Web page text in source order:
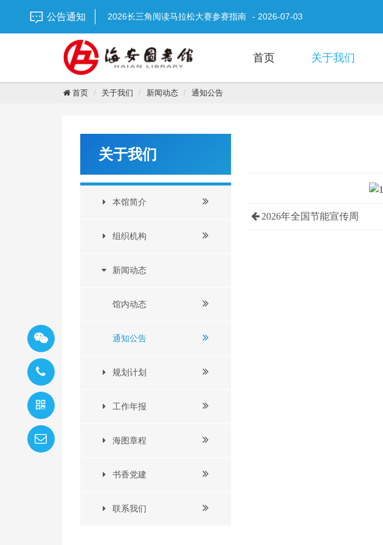
公告通知
2026长三角阅读马拉松大赛参赛指南
- 2026-07-03
【延时开放】图书馆“超长待机”陪你过盛夏！更有精彩活动等你来打卡！
【通知】2026年海安市图书馆暑期志愿者招募
【通知】海安市图书馆端午节期间开放安排
- 2026-06-17
2026国际档案日宣传
- 2026-06-01
首页 关于我们
首页 关于我们 新闻动态 通知公告
关于我们
本馆简介
组织机构
新闻动态
馆内动态
通知公告
规划计划
工作年报
海图章程
书香党建
联系我们
2026年全国节能宣传周